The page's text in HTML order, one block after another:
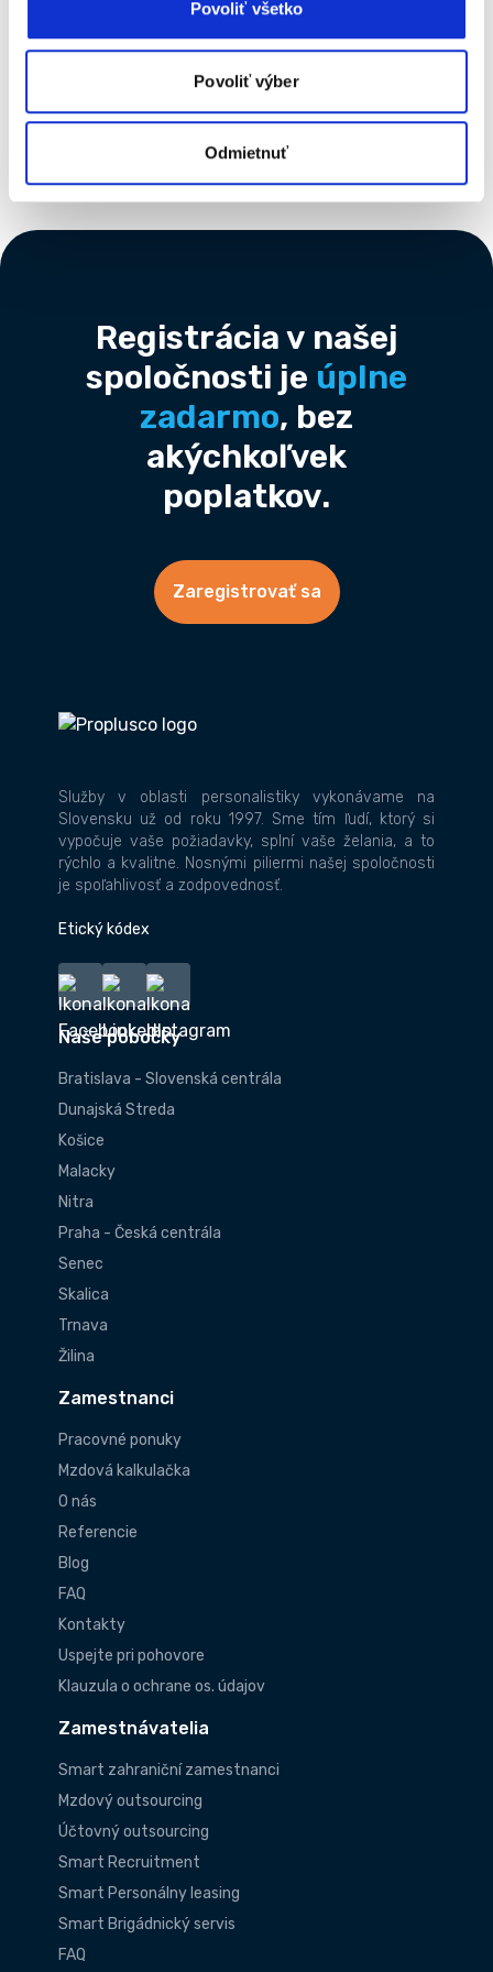
Povoliť všetko
Povoliť výber
Odmietnuť
1 ›
Počet strán 4
Footer
Registrácia v našej
spoločnosti je úplne
zadarmo, bez
akýchkoľvek
poplatkov.
Zaregistrovať sa
Služby v oblasti personalistiky vykonávame na
Slovensku už od roku 1997. Sme tím ľudí, ktorý si
vypočuje vaše požiadavky, splní vaše želania, a to
rýchlo a kvalitne. Nosnými piliermi našej spoločnosti
je spoľahlivosť a zodpovednosť.
Etický kódex
Naše pobočky
Bratislava - Slovenská centrála
Dunajská Streda
Košice
Malacky
Nitra
Praha - Česká centrála
Senec
Skalica
Trnava
Žilina
Zamestnanci
Pracovné ponuky
Mzdová kalkulačka
O nás
Referencie
Blog
FAQ
Kontakty
Uspejte pri pohovore
Klauzula o ochrane os. údajov
Zamestnávatelia
Smart zahraniční zamestnanci
Mzdový outsourcing
Účtovný outsourcing
Smart Recruitment
Smart Personálny leasing
Smart Brigádnický servis
FAQ